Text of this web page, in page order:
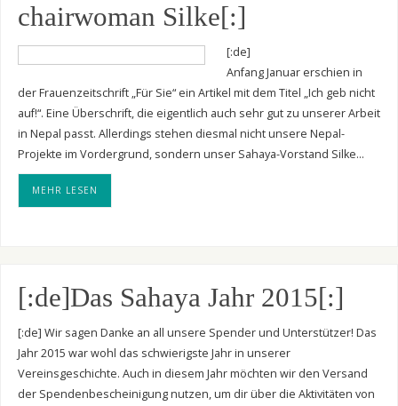
chairwoman Silke[:]
[:de]
Anfang Januar erschien in
der Frauenzeitschrift „Für Sie“ ein Artikel mit dem Titel „Ich geb nicht
auf!“. Eine Überschrift, die eigentlich auch sehr gut zu unserer Arbeit
in Nepal passt. Allerdings stehen diesmal nicht unsere Nepal-
Projekte im Vordergrund, sondern unser Sahaya-Vorstand Silke…
MEHR LESEN
[:de]Das Sahaya Jahr 2015[:]
[:de] Wir sagen Danke an all unsere Spender und Unterstützer! Das
Jahr 2015 war wohl das schwierigste Jahr in unserer
Vereinsgeschichte. Auch in diesem Jahr möchten wir den Versand
der Spendenbescheinigung nutzen, um dir über die Aktivitäten von